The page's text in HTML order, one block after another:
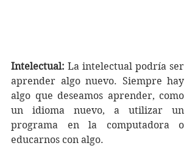
Intelectual: La intelectual podría ser
aprender algo nuevo. Siempre hay
algo que deseamos aprender, como
un idioma nuevo, a utilizar un
programa en la computadora o
educarnos con algo.